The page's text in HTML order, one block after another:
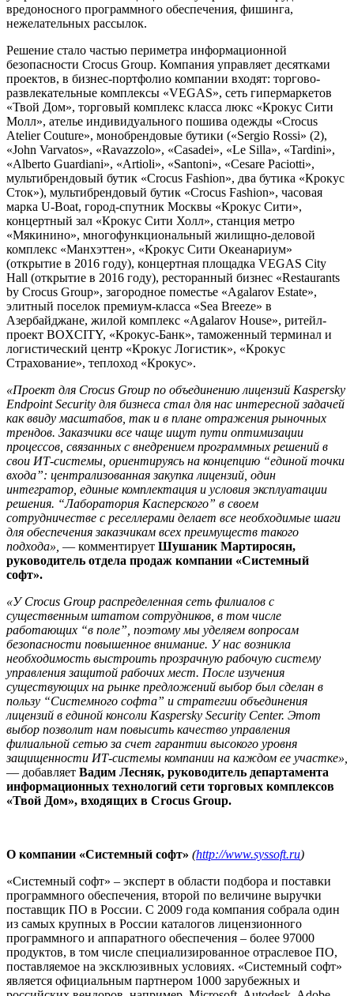
вредоносного программного обеспечения, фишинга,
нежелательных рассылок.
Решение стало частью периметра информационной
безопасности Crocus Group. Компания управляет десятками
проектов, в бизнес-портфолио компании входят: торгово-
развлекательные комплексы «VEGAS», сеть гипермаркетов
«Твой Дом», торговый комплекс класса люкс «Крокус Сити
Молл», ателье индивидуального пошива одежды «Crocus
Atelier Couture», монобрендовые бутики («Sergio Rossi» (2),
«John Varvatos», «Ravazzolo», «Casadei», «Le Silla», «Tardini»,
«Alberto Guardiani», «Artioli», «Santoni», «Cesare Paciotti»,
мультибрендовый бутик «Crocus Fashion», два бутика «Крокус
Сток»), мультибрендовый бутик «Crocus Fashion», часовая
марка U-Boat, город-спутник Москвы «Крокус Сити»,
концертный зал «Крокус Сити Холл», станция метро
«Мякинино», многофункциональный жилищно-деловой
комплекс «Манхэттен», «Крокус Сити Океанариум»
(открытие в 2016 году), концертная площадка VEGAS City
Hall (открытие в 2016 году), ресторанный бизнес «Restaurants
by Crocus Group», загородное поместье «Agalarov Estate»,
элитный поселок премиум-класса «Sea Breeze» в
Азербайджане, жилой комплекс «Agalarov House», ритейл-
проект BOXCITY, «Крокус-Банк», таможенный терминал и
логистический центр «Крокус Логистик», «Крокус
Страхование», теплоход «Крокус».
«Проект для Crocus Group по объединению лицензий Kaspersky
Endpoint Security для бизнеса стал для нас интересной задачей
как ввиду масштабов, так и в плане отражения рыночных
трендов. Заказчики все чаще ищут пути оптимизации
процессов, связанных с внедрением программных решений в
свои ИТ-системы, ориентируясь на концепцию “единой точки
входа”: централизованная закупка лицензий, один
интегратор, единые комплектация и условия эксплуатации
решения. “Лаборатория Касперского” в своем
сотрудничестве с реселлерами делает все необходимые шаги
для обеспечения заказчикам всех преимуществ такого
подхода», — комментирует Шушаник Мартиросян,
руководитель отдела продаж компании «Системный
софт».
«У Crocus Group распределенная сеть филиалов с
существенным штатом сотрудников, в том числе
работающих “в поле”, поэтому мы уделяем вопросам
безопасности повышенное внимание. У нас возникла
необходимость выстроить прозрачную рабочую систему
управления защитой рабочих мест. После изучения
существующих на рынке предложений выбор был сделан в
пользу “Системного софта” и стратегии объединения
лицензий в единой консоли Kaspersky Security Center. Этот
выбор позволит нам повысить качество управления
филиальной сетью за счет гарантии высокого уровня
защищенности ИТ-системы компании на каждом ее участке»,
— добавляет Вадим Лесняк, руководитель департамента
информационных технологий сети торговых комплексов
«Твой Дом», входящих в Crocus Group.
О компании «Системный софт» (http://www.syssoft.ru)
«Системный софт» – эксперт в области подбора и поставки
программного обеспечения, второй по величине выручки
поставщик ПО в России. С 2009 года компания собрала один
из самых крупных в России каталогов лицензионного
программного и аппаратного обеспечения – более 97000
продуктов, в том числе специализированное отраслевое ПО,
поставляемое на эксклюзивных условиях. «Системный софт»
является официальным партнером 1000 зарубежных и